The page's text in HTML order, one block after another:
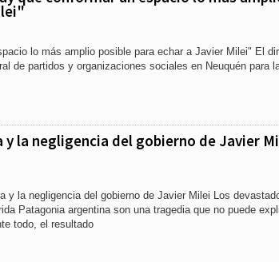
lo más amplio posible para echar a Javier Milei" El
de partidos y organizaciones sociales en Neuquén para
y la negligencia del gobierno de Javier
y la negligencia del gobierno de Javier Milei Los
Patagonia argentina son una tragedia que no puede
todo, el resultado